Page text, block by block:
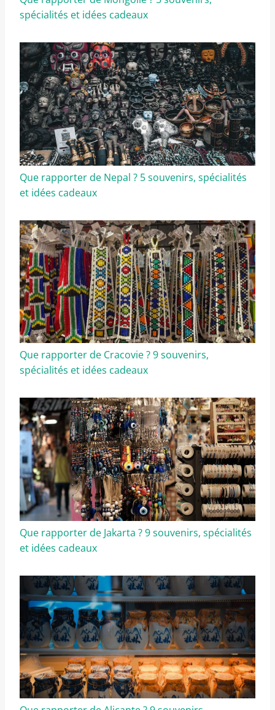
spécialités et idées cadeaux
Que rapporter de Nepal ? 5 souvenirs, spécialités
et idées cadeaux
Que rapporter de Cracovie ? 9 souvenirs,
spécialités et idées cadeaux
Que rapporter de Jakarta ? 9 souvenirs, spécialités
et idées cadeaux